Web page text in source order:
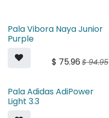
Pala Vibora Naya Junior
Purple
$ 75.96 $94.95
Pala Adidas AdiPower
Light 3.3